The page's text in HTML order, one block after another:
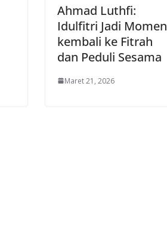
Ahmad Luthfi:
Idulfitri Jadi Momen
kembali ke Fitrah
dan Peduli Sesama
Maret 21, 2026